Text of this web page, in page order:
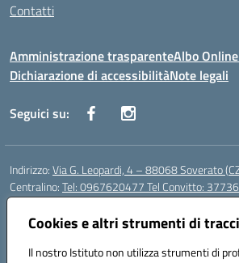
Cookies e altri strumenti di
Il nostro Istituto non utilizza strumenti di
Contatti
Amministrazione trasparenteAlbo Online
Dichiarazione di accessibilitàNote legali
Seguici su:
Indirizzo:Via G. Leopardi, 4 – 88068 Soverato
Centralino:Tel: 0967620477 Tel Convitto:
Email:
Posta elettronica certificata (PEC):
Codice fiscale: 84000690796